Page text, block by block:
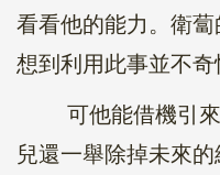
看看他的能力。衛
想到利用此事並不奇
可他能借機引來
兒還一舉除掉未來